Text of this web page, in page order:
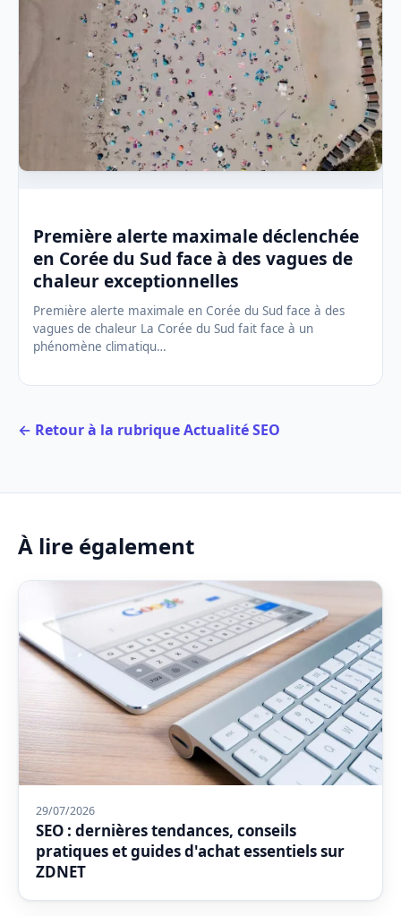
Première alerte maximale déclenchée
en Corée du Sud face à des vagues de
chaleur exceptionnelles
Première alerte maximale en Corée du Sud face à des
vagues de chaleur La Corée du Sud fait face à un
phénomène climatiqu…
← Retour à la rubrique Actualité SEO
À lire également
29/07/2026
SEO : dernières tendances, conseils
pratiques et guides d'achat essentiels sur
ZDNET